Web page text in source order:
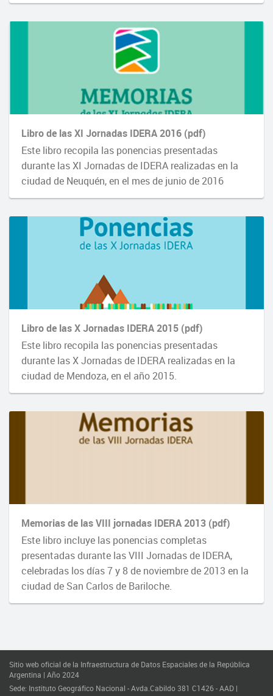
Libro de las XI Jornadas IDERA 2016 (pdf)
Este libro recopila las ponencias presentadas
durante las XI Jornadas de IDERA realizadas en la
ciudad de Neuquén, en el mes de junio de 2016
Libro de las X Jornadas IDERA 2015 (pdf)
Este libro recopila las ponencias presentadas
durante las X Jornadas de IDERA realizadas en la
ciudad de Mendoza, en el año 2015.
Memorias de las VIII jornadas IDERA 2013 (pdf)
Este libro incluye las ponencias completas
presentadas durante las VIII Jornadas de IDERA,
celebradas los días 7 y 8 de noviembre de 2013 en la
ciudad de San Carlos de Bariloche.
Sitio web oficial de la Infraestructura de Datos Espaciales de la República
Argentina | Año 2024
Sede: Instituto Geográfico Nacional - Avda.Cabildo 381 C1426 - AAD |